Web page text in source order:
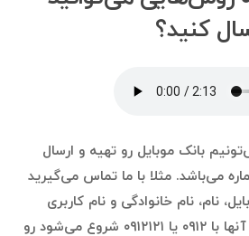
کنید؟
بانک موبایل رو تهیه و ارسال
می‌باشد. مثلا با ما تماس می‌گیرید
نام، نام خانوادگی و نام کاربری
افرادی که شماره موبایل آنها با ۰۹۱۲ یا ۰۹۱۲۱۲۱ شروع می‌شود رو